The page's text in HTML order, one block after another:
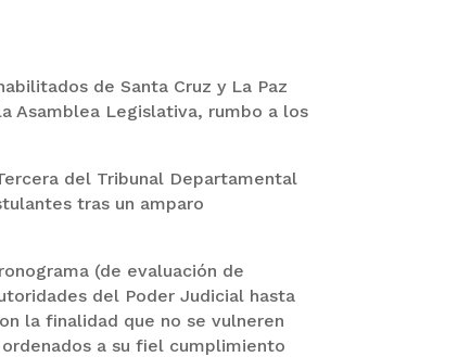
de Santa Cruz y La Paz
Asamblea Legislativa, rumbo a los
del Tribunal Departamental
tras un amparo
(de evaluación de
del Poder Judicial hasta
la finalidad que no se vulneren
a su fiel cumplimiento